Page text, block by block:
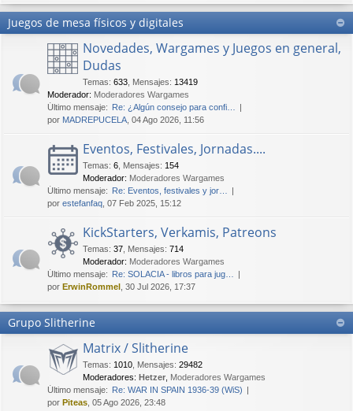
Juegos de mesa físicos y digitales
Novedades, Wargames y Juegos en general,
Dudas
Temas: 633 Mensajes: 13419
Moderador: Moderadores Wargames
Último mensaje: Re: ¿Algún consejo para confi…
por MADREPUCELA , 04 Ago 2026, 11:56
Eventos, Festivales, Jornadas....
Temas: 6 Mensajes: 154
Moderador: Moderadores Wargames
Último mensaje: Re: Eventos, festivales y jor…
por estefanfaq , 07 Feb 2025, 15:12
KickStarters, Verkamis, Patreons
Temas: 37 Mensajes: 714
Moderador: Moderadores Wargames
Último mensaje: Re: SOLACIA - libros para jug…
por ErwinRommel , 30 Jul 2026, 17:37
Grupo Slitherine
Matrix / Slitherine
Temas: 1010 Mensajes: 29482
Moderadores: Hetzer Moderadores Wargames
Último mensaje: Re: WAR IN SPAIN 1936-39 (WiS)
por Piteas , 05 Ago 2026, 23:48